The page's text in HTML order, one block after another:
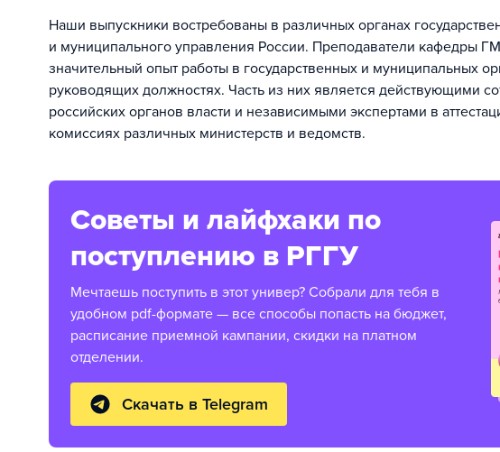
Наши выпускники востребованы в различных органах
и муниципального управления России. Преподаватели кафедры
значительный опыт работы в государственных и муниципальных
руководящих должностях. Часть из них является действующими
российских органов власти и независимыми экспертами в
комиссиях различных министерств и ведомств.
Советы и лайфхаки по
поступлению в РГГУ
Мечтаешь поступить в этот универ? Собрали для тебя в
удобном pdf-формате — все способы попасть на бюджет,
расписание приемной кампании, скидки на платном
отделении.
Скачать в Telegram